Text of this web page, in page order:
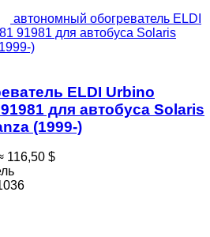
автономный обогреватель ELDI
91981 для автобуса Solaris
)
ELDI Urbino
для автобуса Solaris
(1999-)
116,50 $